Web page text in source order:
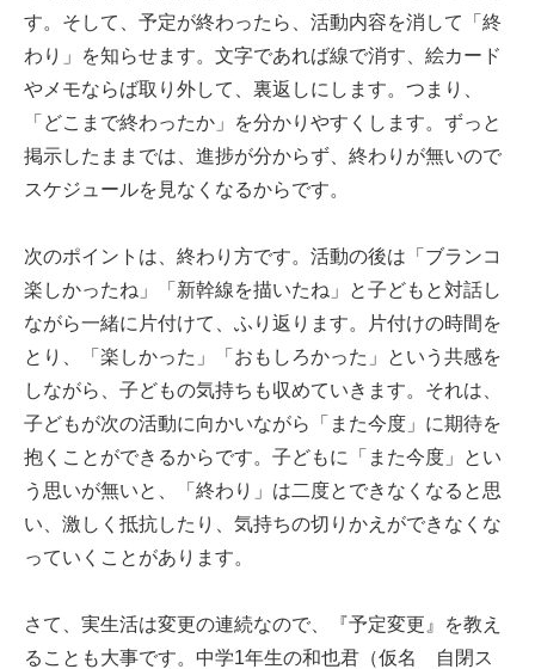
す。そして、予定が終わったら、活動内容を消して「終
わり」を知らせます。文字であれば線で消す、絵カード
やメモならば取り外して、裏返しにします。つまり、
「どこまで終わったか」を分かりやすくします。ずっと
掲示したままでは、進捗が分からず、終わりが無いので
スケジュールを見なくなるからです。
次のポイントは、終わり方です。活動の後は「ブランコ
楽しかったね」「新幹線を描いたね」と子どもと対話し
ながら一緒に片付けて、ふり返ります。片付けの時間を
とり、「楽しかった」「おもしろかった」という共感を
しながら、子どもの気持ちも収めていきます。それは、
子どもが次の活動に向かいながら「また今度」に期待を
抱くことができるからです。子どもに「また今度」とい
う思いが無いと、「終わり」は二度とできなくなると思
い、激しく抵抗したり、気持ちの切りかえができなくな
っていくことがあります。
さて、実生活は変更の連続なので、『予定変更』を教え
ることも大事です。中学1年生の和也君（仮名 自閉ス